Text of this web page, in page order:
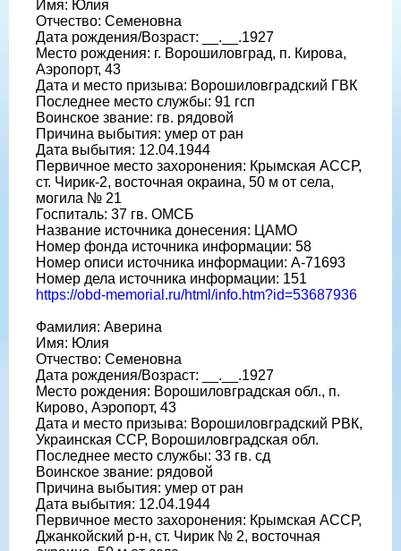
Имя: Юлия
Отчество: Семеновна
Дата рождения/Возраст: __.__.1927
Место рождения: г. Ворошиловград, п. Кирова,
Аэропорт, 43
Дата и место призыва: Ворошиловградский ГВК
Последнее место службы: 91 гсп
Воинское звание: гв. рядовой
Причина выбытия: умер от ран
Дата выбытия: 12.04.1944
Первичное место захоронения: Крымская АССР,
ст. Чирик-2, восточная окраина, 50 м от села,
могила № 21
Госпиталь: 37 гв. ОМСБ
Название источника донесения: ЦАМО
Номер фонда источника информации: 58
Номер описи источника информации: А-71693
Номер дела источника информации: 151
https://obd-memorial.ru/html/info.htm?id=53687936
Фамилия: Аверина
Имя: Юлия
Отчество: Семеновна
Дата рождения/Возраст: __.__.1927
Место рождения: Ворошиловградская обл., п.
Кирово, Аэропорт, 43
Дата и место призыва: Ворошиловградский РВК,
Украинская ССР, Ворошиловградская обл.
Последнее место службы: 33 гв. сд
Воинское звание: рядовой
Причина выбытия: умер от ран
Дата выбытия: 12.04.1944
Первичное место захоронения: Крымская АССР,
Джанкойский р-н, ст. Чирик № 2, восточная